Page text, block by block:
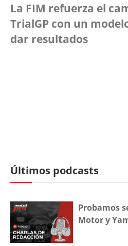
La FIM refuerza el
TrialGP con un
dar resultados
Últimos podcasts
Probamos
Motor y